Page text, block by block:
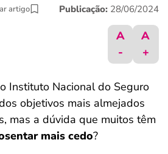
artigo Publicação: 28/06/2024
A
-
A
+
Instituto Nacional do Seguro
objetivos mais almejados
mas a dúvida que muitos têm
mais cedo?